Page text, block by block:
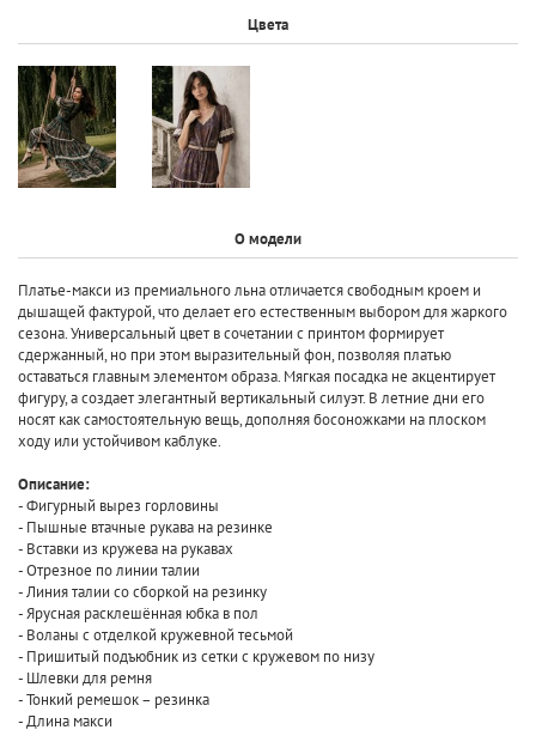
Цвета
О модели
Платье-макси из премиального льна отличается свободным кроем и
дышащей фактурой, что делает его естественным выбором для жаркого
сезона. Универсальный цвет в сочетании с принтом формирует
сдержанный, но при этом выразительный фон, позволяя платью
оставаться главным элементом образа. Мягкая посадка не акцентирует
фигуру, а создает элегантный вертикальный силуэт. В летние дни его
носят как самостоятельную вещь, дополняя босоножками на плоском
ходу или устойчивом каблуке.
Описание:
- Фигурный вырез горловины
- Пышные втачные рукава на резинке
- Вставки из кружева на рукавах
- Отрезное по линии талии
- Линия талии со сборкой на резинку
- Ярусная расклешённая юбка в пол
- Воланы с отделкой кружевной тесьмой
- Пришитый подъюбник из сетки с кружевом по низу
- Шлевки для ремня
- Тонкий ремешок – резинка
- Длина макси